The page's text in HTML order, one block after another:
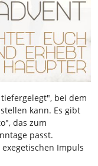
bei dem
kann. Es gibt
das zum
passt.
Impuls